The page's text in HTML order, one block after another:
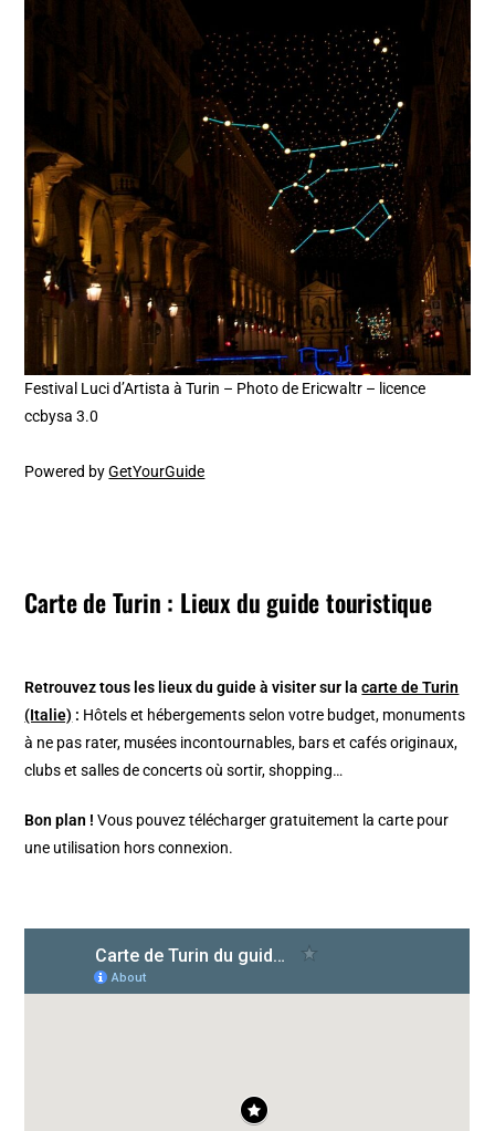
Festival Luci d’Artista à Turin – Photo de Ericwaltr – licence
ccbysa 3.0
Powered byGetYourGuide
Carte de Turin : Lieux du guide touristique
Retrouvez tous les lieux du guide à visiter sur lacarte de Turin
(Italie) : Hôtels et hébergements selon votre budget, monuments
à ne pas rater, musées incontournables, bars et cafés originaux,
clubs et salles de concerts où sortir, shopping…
Bon plan ! Vous pouvez télécharger gratuitement la carte pour
une utilisation hors connexion.